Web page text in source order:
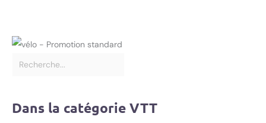
Dans la catégorie VTT